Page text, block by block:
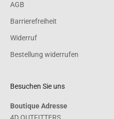
AGB
Barrierefreiheit
Widerruf
Bestellung widerrufen
Besuchen Sie uns
Boutique Adresse